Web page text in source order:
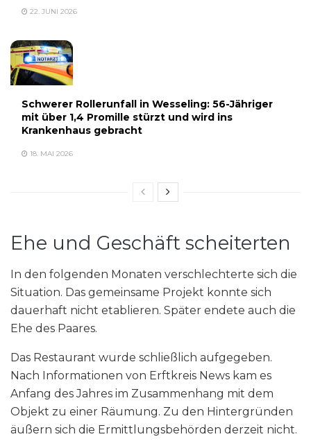
22. JUNI 2026
Schwerer Rollerunfall in Wesseling: 56-Jähriger
mit über 1,4 Promille stürzt und wird ins
Krankenhaus gebracht
18. MAI 2026
Ehe und Geschäft scheiterten
In den folgenden Monaten verschlechterte sich die
Situation. Das gemeinsame Projekt konnte sich
dauerhaft nicht etablieren. Später endete auch die
Ehe des Paares.
Das Restaurant wurde schließlich aufgegeben.
Nach Informationen von Erftkreis News kam es
Anfang des Jahres im Zusammenhang mit dem
Objekt zu einer Räumung. Zu den Hintergründen
äußern sich die Ermittlungsbehörden derzeit nicht.